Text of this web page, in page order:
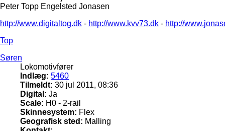
Peter Topp Engelsted Jonasen
http://www.digitaltog.dk - http://www.kvv73.dk - http://
Top
Søren
Lokomotivfører
Indlæg: 5460
Tilmeldt: 30 jul 2011, 08:36
Digital: Ja
Scale: H0 - 2-rail
Skinnesystem: Flex
Geografisk sted: Malling